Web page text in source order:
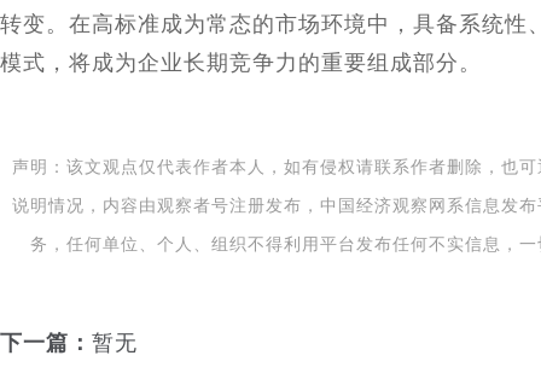
转变。在高标准成为常态的市场环境中，具备系统性
模式，将成为企业长期竞争力的重要组成部分。
声明：该文观点仅代表作者本人，如有侵权请联系作者删除，也
说明情况，内容由观察者号注册发布，中国经济观察网系信息发
务，任何单位、个人、组织不得利用平台发布任何不实信息，
下一篇： 暂无